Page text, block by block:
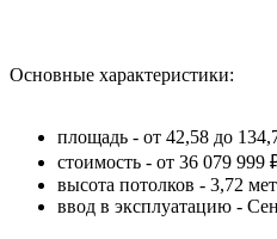
Основные характеристики:
площадь - от 42,58 до
стоимость - от 36 079 999
высота потолков - 3,72
ввод в эксплуатацию -